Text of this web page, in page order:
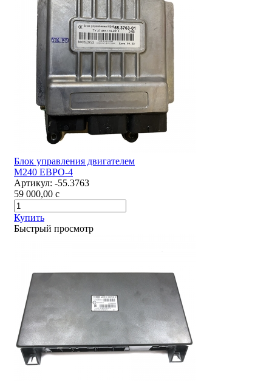
Блок управления двигателем
М240 ЕВРО-4
Артикул: -55.3763
59 000,00 c
Купить
Быстрый просмотр